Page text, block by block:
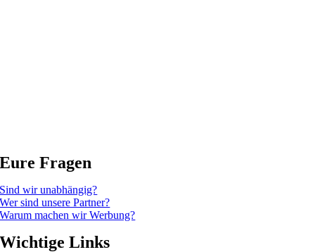
Eure Fragen
Sind wir unabhängig?
Wer sind unsere Partner?
Warum machen wir Werbung?
Wichtige Links